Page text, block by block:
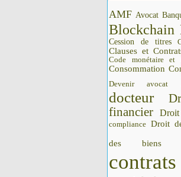
AMF Avocat
Blockchain
Cession de titres
Clauses et
Code monétaire et
Consommation
Devenir avocat
docteur
financier
Droit
compliance Droit
des biens
contrats